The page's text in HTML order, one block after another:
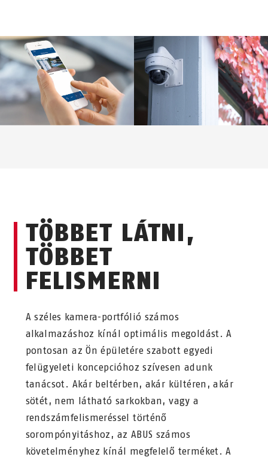
TÖBBET LÁTNI,
TÖBBET
FELISMERNI
A széles kamera-portfólió számos
alkalmazáshoz kínál optimális megoldást. A
pontosan az Ön épületére szabott egyedi
felügyeleti koncepcióhoz szívesen adunk
tanácsot. Akár beltérben, akár kültéren, akár
sötét, nem látható sarkokban, vagy a
rendszámfelismeréssel történő
sorompónyitáshoz, az ABUS számos
követelményhez kínál megfelelő terméket. A